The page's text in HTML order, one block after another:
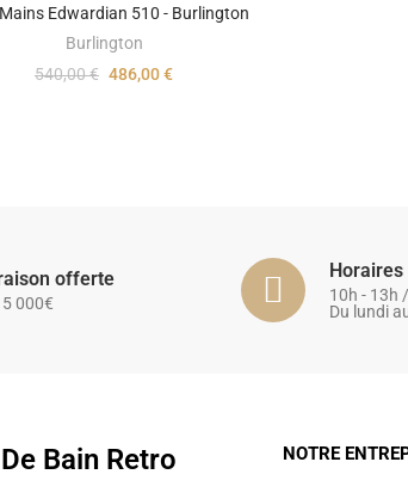
Edwardian 510 - Burlington
Burlington
540,00 € 486,00 €
offerte
5 000€
Horaires
10h - 13h
Du lundi
Bain Retro NOTRE